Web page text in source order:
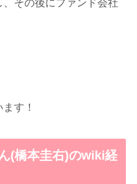
その後にファンド会社
す！
(橋本圭右)のwiki経